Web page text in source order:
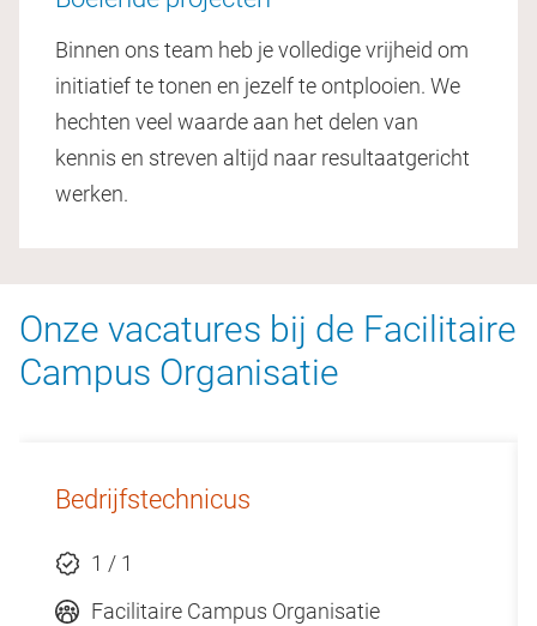
Binnen ons team heb je volledige vrijheid om
initiatief te tonen en jezelf te ontplooien. We
hechten veel waarde aan het delen van
kennis en streven altijd naar resultaatgericht
werken.
Onze vacatures bij de Facilitaire
Campus Organisatie
Bedrijfstechnicus
1 / 1
Facilitaire Campus Organisatie